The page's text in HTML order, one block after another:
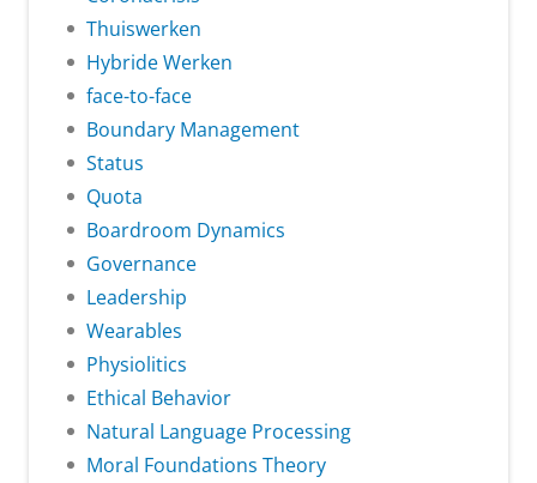
Thuiswerken
Hybride Werken
face-to-face
Boundary Management
Status
Quota
Boardroom Dynamics
Governance
Leadership
Wearables
Physiolitics
Ethical Behavior
Natural Language Processing
Moral Foundations Theory